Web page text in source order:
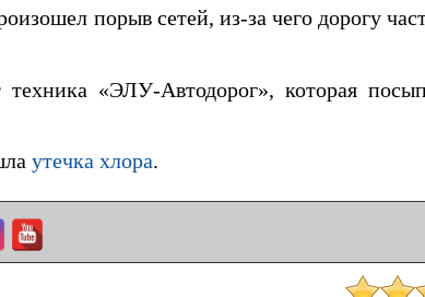
порыв сетей, из-за чего дорогу
«ЭЛУ-Автодорог», которая
утечка хлора.